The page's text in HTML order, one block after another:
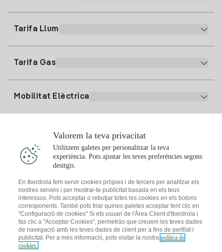
91 919 52 73
clientes@tuiberdrola.es
Alta Gas
Tarifa Llum
Tarifa Gas
Mobilitat Elèctrica
Punts de Recàrrega
Simulador Plaques Solars
Comunitats Solars
Solar Cloud
I + Repair Solar
T'interessa
Consells Llum
Consells Gas
Autoconsum
Descarrega l'App Iberdola Clients
Valorem la teva privacitat
Utilitzem galetes per personalitzar la teva
experiència. Pots ajustar les teves preferències segons
desitgis.
En Iberdrola fem servir cookies pròpies i de tercers per analitzar els
nostres serveis i per mostrar-te publicitat basada en els teus
interessos. Pots acceptar o rebutjar totes les cookies en els botons
corresponents. També pots triar quines galetes acceptar fent clic en
"Configuració de cookies" Si ets usuari de l'Àrea Client d'Iberdrola i
fas clic a "Acceptar Cookies", permetràs que creuem les teves dades
de navegació amb les teves dades de client per a fins de perfilat i
publicitat. Per a més informació, pots visitar la nostra política de
cookies.